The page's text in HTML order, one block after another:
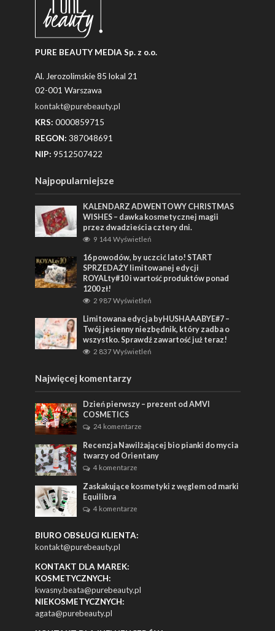
PURE BEAUTY MEDIA Sp. z o.o.
Al. Jerozolimskie 85 lokal 21
02-001 Warszawa
kontakt@purebeauty.pl
KRS: 0000859715
REGON: 387048691
NIP: 9512507422
Najpopularniejsze
KALENDARZ ADWENTOWY CHRISTMAS
WISHES – dawka kosmetycznej magii
przez dwadzieścia cztery dni.
9 144 Wyświetleń
16 powodów, by uczcić lato! START
SPRZEDAŻY limitowanej edycji
ROYALty#10 i wartość produktów ponad
1200 zł!
2 987 Wyświetleń
Limitowana edycja byHUSHAAABYE#7 –
Twój jesienny niezbędnik, który zadba o
wszystko. Sprawdź zawartość już teraz!
2 837 Wyświetleń
Najwięcej komentarzy
Dzień pierwszy – prezent od AMVI
COSMETICS
24 komentarze
Recenzja Nawilżającej bio pianki do mycia
twarzy od Orientany
4 komentarze
Zaskakujące kosmetyki z węglem od marki
Equilibra
4 komentarze
BIURO OBSŁUGI KLIENTA:
kontakt@purebeauty.pl
KONTAKT DLA MAREK:
KOSMETYCZNYCH:
kwasny.beata@purebeauty.pl
NIEKOSMETYCZNYCH:
agata@purebeauty.pl